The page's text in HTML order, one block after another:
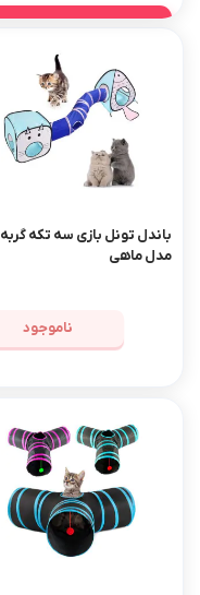
باندل تونل بازی سه تکه گربه
مدل ماهی
ناموجود